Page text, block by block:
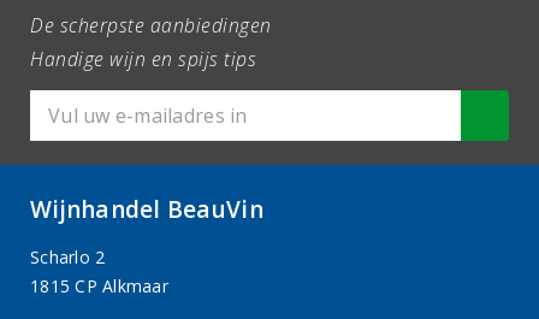
De scherpste aanbiedingen
Handige wijn en spijs tips
Wijnhandel BeauVin
Scharlo 2
1815 CP Alkmaar